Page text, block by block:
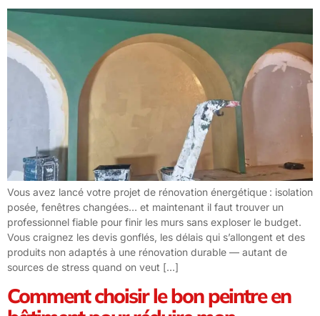
Vous avez lancé votre projet de rénovation énergétique : isolation
posée, fenêtres changées… et maintenant il faut trouver un
professionnel fiable pour finir les murs sans exploser le budget.
Vous craignez les devis gonflés, les délais qui s’allongent et des
produits non adaptés à une rénovation durable — autant de
sources de stress quand on veut […]
Comment choisir le bon peintre en